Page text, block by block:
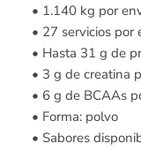
• 1.140 kg por
• 27 servicios por
• Hasta 31 g de
• 3 g de creatina
• 6 g de BCAAs
• Forma: polvo
• Sabores